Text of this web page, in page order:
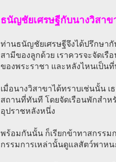
ธนัญชัยเศรษฐีกับนางวิสาข
ท่านธนัญชัยเศรษฐีจึงได้ปรึกษากั
สามีของลูกด้วย เราควรจะจัดเ
ของพระราชา และหลังไหนเป็น
เมื่อนางวิสาขาได้ทราบเช่นนั้น
สถานที่ทันที โดยจัดเรือนพักสำห
อุปราชหลังหนึ่ง
พร้อมกันนั้น ก็เรียกข้าทาสกรร
กรรมการเหล่านั้นดูแลสัตว์พาห